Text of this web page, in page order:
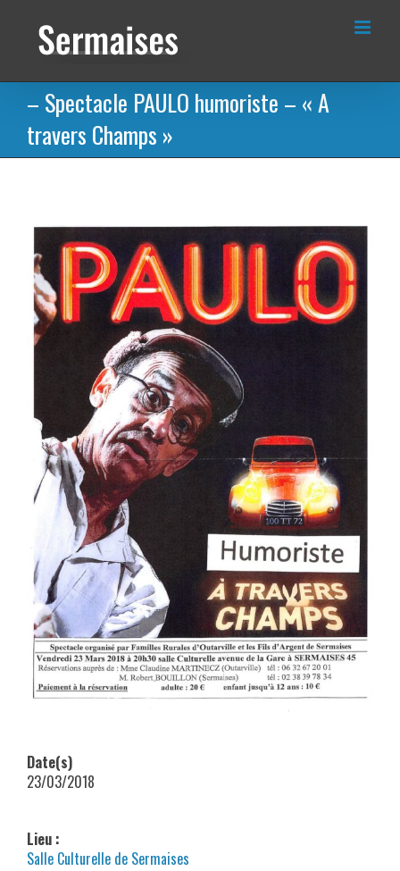
contenu
– Spectacle PAULO humoriste – « A
travers Champs »
Date(s)
23/03/2018
Lieu :
Salle Culturelle de Sermaises